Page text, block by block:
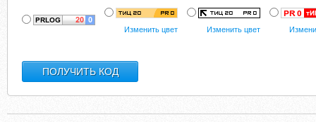
Изменить цвет Изменить цвет